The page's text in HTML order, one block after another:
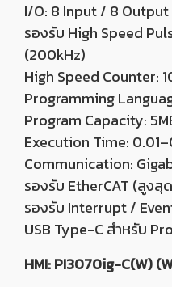
I/O: 8 Input / 8
รองรับ High Speed
(200kHz)
High Speed Counter:
Programming
Program Capacity:
Execution Time:
Communication:
รองรับ EtherCAT (สูงสุ
รองรับ Interrupt /
USB Type-C สำหรับ
HMI: PI3070ig-C(W)